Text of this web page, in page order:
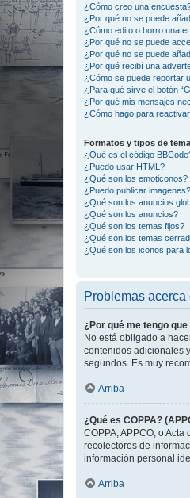
¿Cómo creo una
¿Por qué no se puede
¿Cómo edito o borro una
¿Por qué no se puede
¿Por qué no se puede
¿Por qué recibí una
¿Cómo se puede reportar
¿Para qué sirve el botón
¿Por qué mis mensajes
¿Cómo hago para
Formatos y tipos de
¿Qué es el código
¿Puedo usar HTML?
¿Qué son los emoticonos?
¿Puedo publicar imagenes?
¿Qué son los anuncios
¿Qué son los anuncios?
¿Qué son los temas fijos?
¿Qué son los temas
¿Qué son los iconos para
Problemas
¿Por qué me tengo
No está obligado a
contenidos adicionales
segundos. Es muy
Arriba
¿Qué es COPPA?
COPPA, APPCO, o
recolectores de
información personal
Arriba